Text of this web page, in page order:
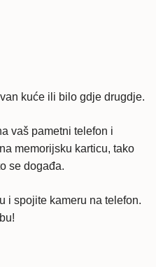
kuće ili bilo gdje drugdje.
vaš pametni telefon i
memorijsku karticu, tako
se događa.
i spojite kameru na telefon.